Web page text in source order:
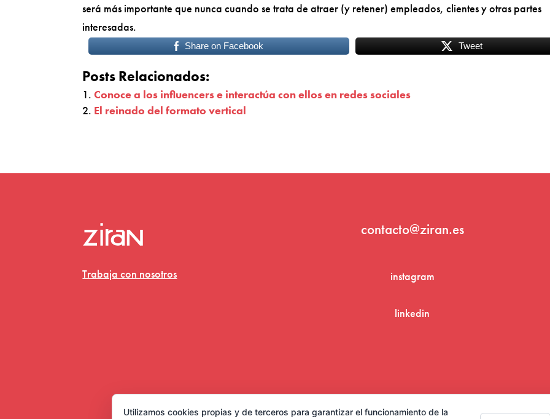
será más importante que nunca cuando se trata de atraer (y retener) empleados, clientes y otras partes
interesadas.
Share on Facebook Tweet
Posts Relacionados:
Conoce a los influencers e interactúa con ellos en redes sociales
El reinado del formato vertical
Trabaja con nosotros
contacto@ziran.es
instagram
linkedin
Aviso Legal y Condiciones de Uso
Utilizamos cookies propias y de terceros para garantizar el funcionamiento de la